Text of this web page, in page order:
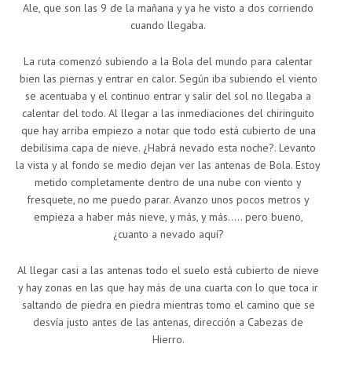
Ale, que son las 9 de la mañana y ya he visto a dos corriendo
cuando llegaba.
La ruta comenzó subiendo a la Bola del mundo para calentar
bien las piernas y entrar en calor. Según iba subiendo el viento
se acentuaba y el continuo entrar y salir del sol no llegaba a
calentar del todo. Al llegar a las inmediaciones del chiringuito
que hay arriba empiezo a notar que todo está cubierto de una
debilísima capa de nieve. ¿Habrá nevado esta noche?. Levanto
la vista y al fondo se medio dejan ver las antenas de Bola. Estoy
metido completamente dentro de una nube con viento y
fresquete, no me puedo parar. Avanzo unos pocos metros y
empieza a haber más nieve, y más, y más….. pero bueno,
¿cuanto a nevado aquí?
Al llegar casi a las antenas todo el suelo está cubierto de nieve
y hay zonas en las que hay más de una cuarta con lo que toca ir
saltando de piedra en piedra mientras tomo el camino que se
desvía justo antes de las antenas, dirección a Cabezas de
Hierro.